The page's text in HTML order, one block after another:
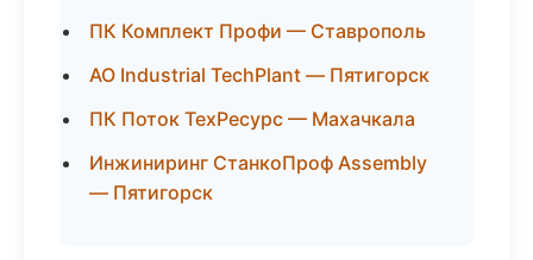
ПК Комплект Профи — Ставрополь
АО Industrial TechPlant — Пятигорск
ПК Поток ТехРесурс — Махачкала
Инжиниринг СтанкоПроф Assembly
— Пятигорск